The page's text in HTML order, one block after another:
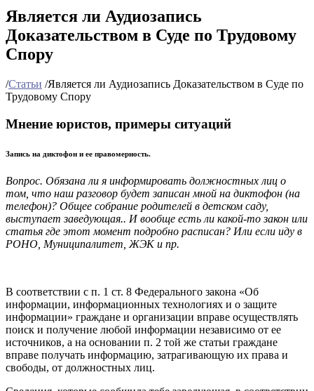
Является ли Аудиозапись
Доказательством в Суде по Трудовому
Спору
/Статьи /Является ли Аудиозапись Доказательством в Суде по
Трудовому Спору
Мнение юристов, примеры ситуаций
Запись на диктофон и ее правомерность.
Вопрос. Обязана ли я информировать должностных лиц о
том, что наш разговор будет записан мной на диктофон (на
телефон)? Общее собрание родителей в детском саду,
выступает заведующая.. И вообще есть ли какой-то закон или
статья где этот момент подробно расписан? Или если иду в
РОНО, Муниципалитет, ЖЭК и пр.
В соответствии с п. 1 ст. 8 Федерального закона «Об
информации, информационных технологиях и о защите
информации» граждане и организации вправе осуществлять
поиск и получение любой информации независимо от ее
источников, а на основании п. 2 той же статьи граждане
вправе получать информацию, затрагивающую их права и
свободы, от должностных лиц.